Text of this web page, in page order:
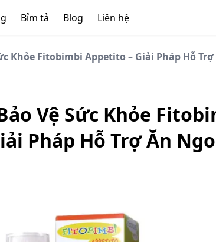
Bỉm tả Blog Liên hệ
Khỏe Fitobimbi Appetito – Giải Pháp Hỗ
Vệ Sức Khỏe
Pháp Hỗ Trợ Ăn